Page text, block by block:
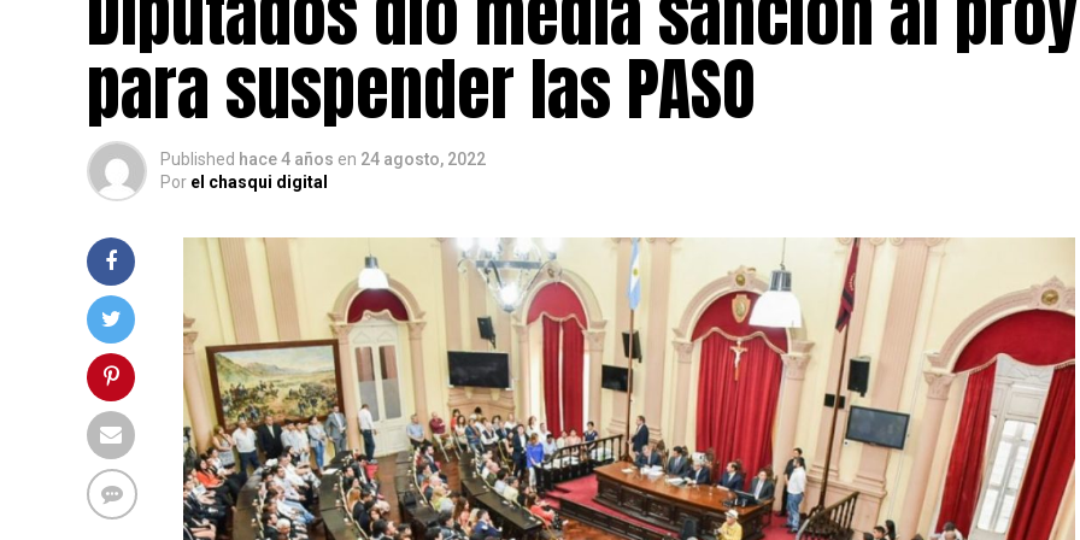
para suspender las PASO
Published hace 4 años en 24 agosto, 2022
Por el chasqui digital